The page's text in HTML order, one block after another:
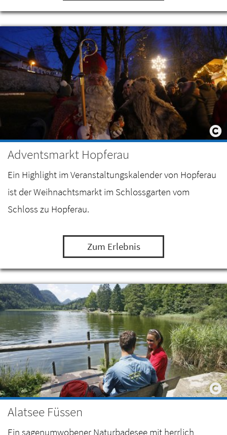
Adventsmarkt Hopferau
Ein Highlight im Veranstaltungskalender von Hopferau
ist der Weihnachtsmarkt im Schlossgarten vom
Schloss zu Hopferau.
Zum Erlebnis
Alatsee Füssen
Ein sagenumwobener Naturbadesee mit herrlich